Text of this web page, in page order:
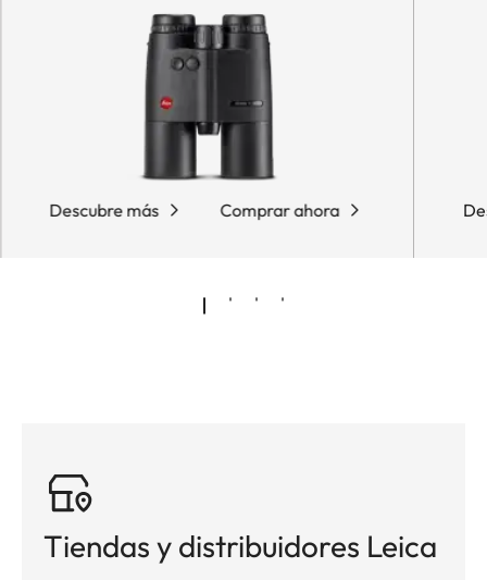
Descubre más Comprar ahora
Tiendas y distribuidores Leica